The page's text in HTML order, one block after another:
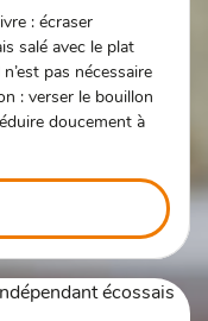
: écraser
salé avec le plat
pas nécessaire
: verser le bouillon
doucement à